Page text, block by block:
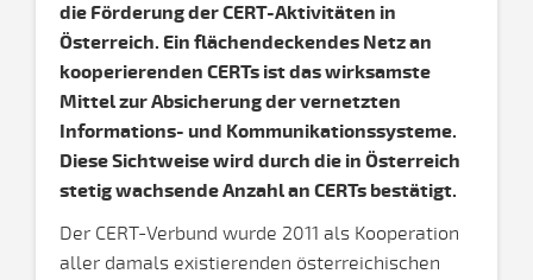
die Förderung der CERT-Aktivitäten in
Österreich. Ein flächendeckendes Netz an
kooperierenden CERTs ist das wirksamste
Mittel zur Absicherung der vernetzten
Informations- und Kommunikationssysteme.
Diese Sichtweise wird durch die in Österreich
stetig wachsende Anzahl an CERTs bestätigt.
Der CERT-Verbund wurde 2011 als Kooperation
aller damals existierenden österreichischen